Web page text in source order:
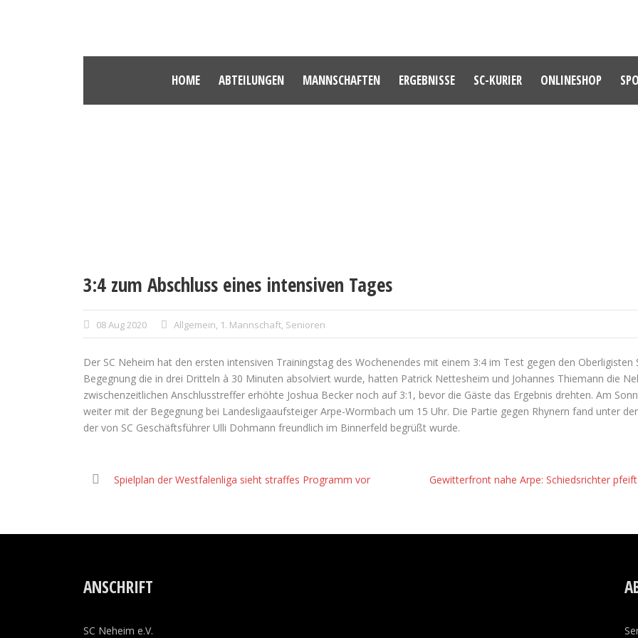
HOME ABTEILUNGEN MANNSCHAFTEN ERGEBNISSE SC-KURIER ONLINESHOP
3:4 zum Abschluss eines intensiven Tages
08 Aug 2020 Allgemein, 1. Mannschaft, Senioren
Der SC Neheim hat den ersten intensiven Trainingstag des Wochenendes mit einem 3:4 im Test gegen den Oberligisten
Begegnung die in drei Dritteln à 30 Minuten absolviert wurde, hatten Patrick Nettesheim und Johannes Thiemann die
zwischenzeitlichen Anschlusstreffer erhöhte Joshua Becker noch auf 3:1, bevor die Gäste das Ergebnis drehten. Am
weiter mit der Begegnung bei Landesligaaufsteiger Arpe-Wormbach um 15 Uhr. Die Partie gegen Rhynern fand unter
der von SC Geschäftsführer Ulli Dohmann freundlich im Binnerfeld begrüßt wurde.
Spielplan der Westfalenliga sieht straffes Programm vor Gewitterfront nahe Arpe: Schiedsrichter
ANSCHRIFT
SC Neheim e.V.